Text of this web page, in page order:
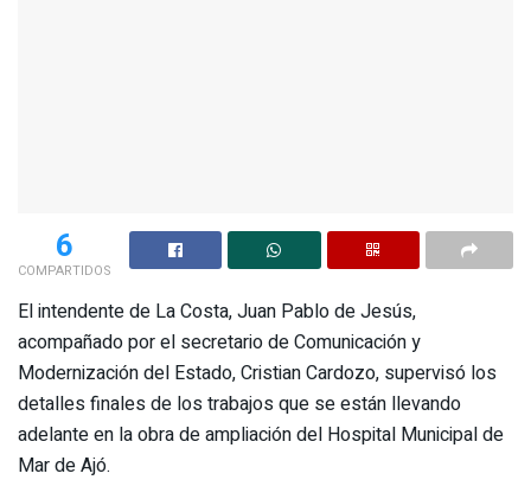
6
COMPARTIDOS
El intendente de La Costa, Juan Pablo de Jesús,
acompañado por el secretario de Comunicación y
Modernización del Estado, Cristian Cardozo, supervisó los
detalles finales de los trabajos que se están llevando
adelante en la obra de ampliación del Hospital Municipal de
Mar de Ajó.